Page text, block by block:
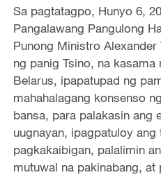
Sa pagtatagpo, Hunyo 6,
Pangalawang Pangulong
Punong Ministro
ng panig Tsino, na kasama
Belarus, ipapatupad ng
mahahalagang konsenso
bansa, para palakasin ang
uugnayan, ipagpatuloy ang
pagkakaibigan, palalimin
mutuwal na pakinabang, at